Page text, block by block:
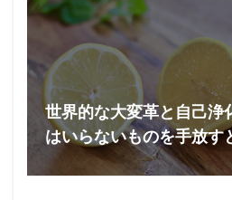
世界的な大変革と自己浄
はいらないものを手放す